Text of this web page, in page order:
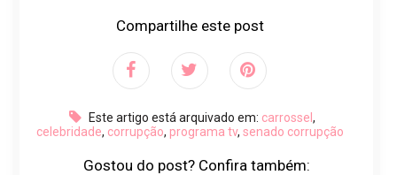
Compartilhe este post
Este artigo está arquivado em: carrossel ,
celebridade, corrupção, programa tv, senado corrupção
Gostou do post? Confira também: